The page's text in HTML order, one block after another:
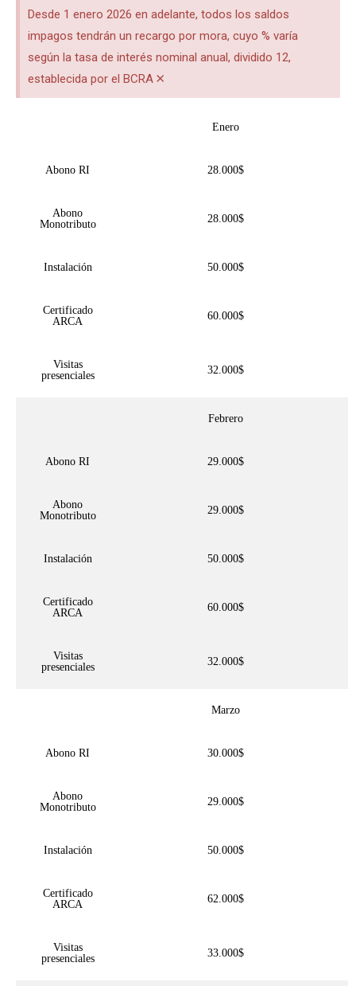
Desde 1 enero 2026 en adelante, todos los saldos
impagos tendrán un recargo por mora, cuyo % varía
según la tasa de interés nominal anual, dividido 12,
establecida por el BCRA ×
Enero
Abono RI 28.000$
Abono
Monotributo
28.000$
Instalación 50.000$
Certificado
ARCA
60.000$
Visitas
presenciales
32.000$
Febrero
Abono RI 29.000$
Abono
Monotributo
29.000$
Instalación 50.000$
Certificado
ARCA
60.000$
Visitas
presenciales
32.000$
Marzo
Abono RI 30.000$
Abono
Monotributo
29.000$
Instalación 50.000$
Certificado
ARCA
62.000$
Visitas
presenciales
33.000$